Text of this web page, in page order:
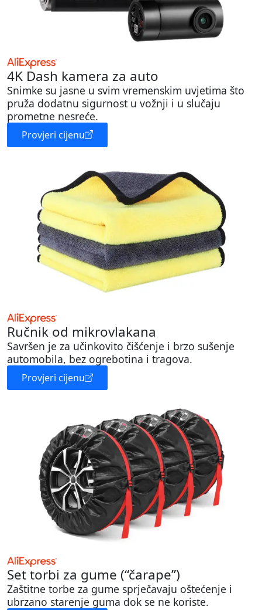
4K Dash kamera za auto
Snimke su jasne u svim vremenskim uvjetima što
pruža dodatnu sigurnost u vožnji i u slučaju
prometne nesreće.
Provjeri cijenu
Ručnik od mikrovlakana
Savršen je za učinkovito čišćenje i brzo sušenje
automobila, bez ogrebotina i tragova.
Provjeri cijenu
Set torbi za gume (“čarape”)
Zaštitne torbe za gume sprječavaju oštećenje i
ubrzano starenje guma dok se ne koriste.